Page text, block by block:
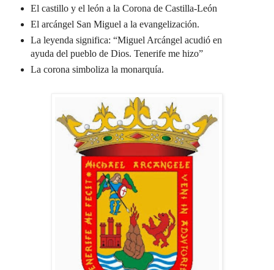
El castillo y el león a la Corona de Castilla-León
El arcángel San Miguel a la evangelización.
La leyenda significa: “Miguel Arcángel acudió en
ayuda del pueblo de Dios. Tenerife me hizo”
La corona simboliza la monarquía.